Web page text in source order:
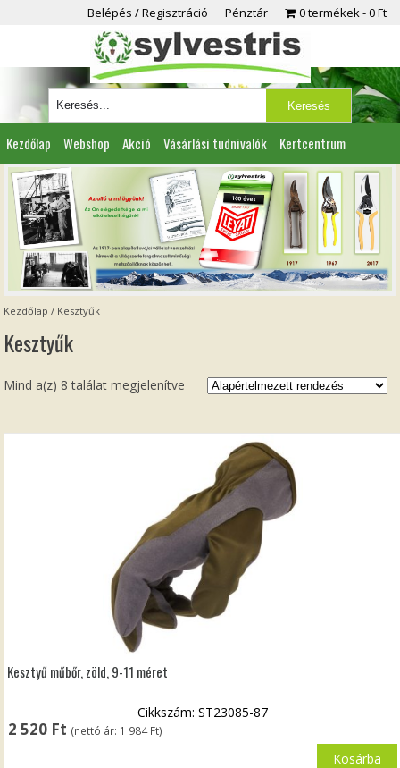
Belépés / Regisztráció Pénztár 0 termékek 0 Ft
Kezdőlap Webshop Akció Vásárlási tudnivalók Kertcentrum
Viszonteladóknak Partnereink Kapcsolat
Kezdőlap / Kesztyűk
Kesztyűk
Mind a(z) 8 találat megjelenítve
Kesztyű műbőr, zöld, 9-11 méret
2 520 Ft (nettó ár: 1 984Ft)
Cikkszám: ST23085-87
Kosárba